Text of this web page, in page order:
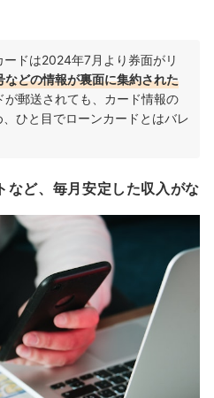
ドは2024年7月より券面がリ
などの情報が裏面に集約された
が郵送されても、カード情報の
ひと目でローンカードとはバレ
など、毎月安定した収入がな